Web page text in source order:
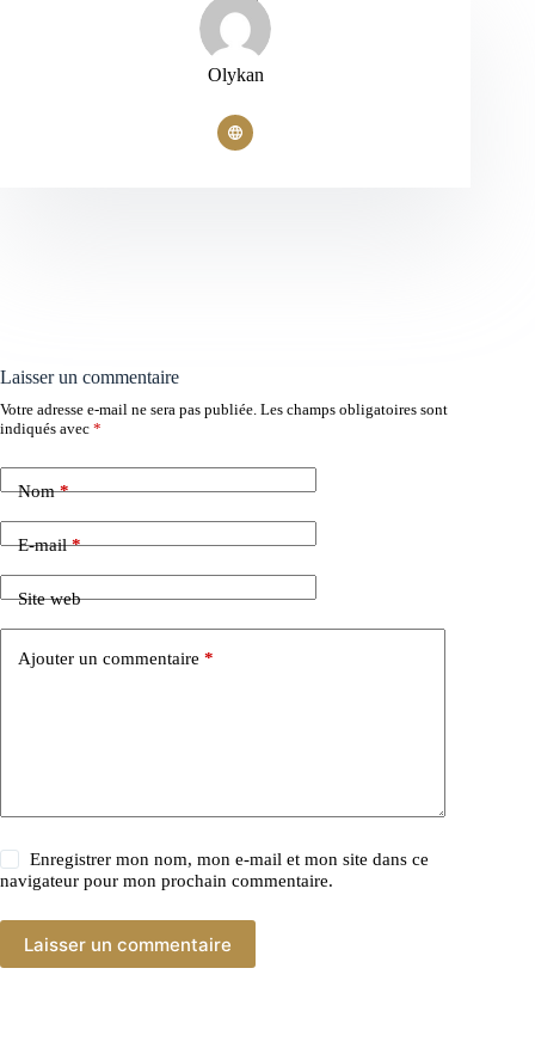
Olykan
Laisser un commentaire
Votre adresse e-mail ne sera pas publiée. Les champs obligatoires sont
indiqués avec *
Nom*
E-mail*
Site web
Ajouter un commentaire *
Enregistrer mon nom, mon e-mail et mon site dans ce
navigateur pour mon prochain commentaire.
Laisser un commentaire